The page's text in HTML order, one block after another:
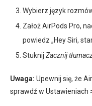
Wybierz język
Założ AirPods Pro,
powiedz „Hey Siri,
Stuknij Zacznij
Uwaga: Upewnij się, że
sprawdź w Ustawieniach